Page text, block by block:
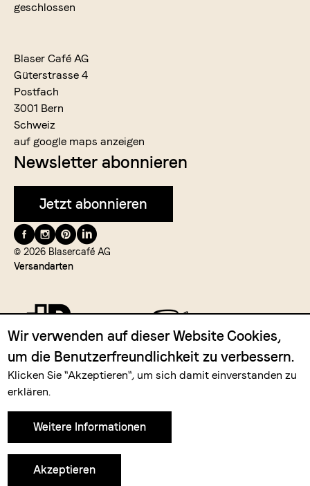
geschlossen
Blaser Café AG
Güterstrasse 4
Postfach
3001 Bern
Schweiz
auf google maps anzeigen
Newsletter abonnieren
Jetzt abonnieren
Folge
uns
auf
© 2026 Blasercafé AG
Versandarten
Zahlungsmittel
Wir verwenden auf dieser Website Cookies,
um die Benutzerfreundlichkeit zu verbessern.
Klicken Sie "Akzeptieren", um sich damit einverstanden zu
erklären.
Weitere Informationen
Akzeptieren